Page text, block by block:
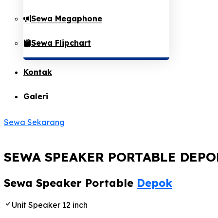
Sewa Megaphone
Sewa Flipchart
Kontak
Galeri
Sewa Sekarang
SEWA SPEAKER PORTABLE
Sewa Speaker Portable Depok
Unit Speaker 12 inch